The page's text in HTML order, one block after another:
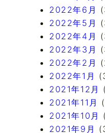
2022年6月
2022年5月
2022年4月
2022年3月
2022年2月
2022年1月
2021年12月
2021年11月
2021年10月
2021年9月